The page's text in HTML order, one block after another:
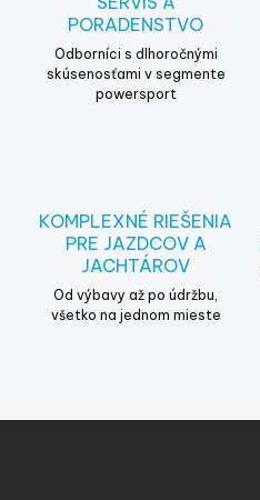
PORADENSTVO
Odborníci s dlhoročnými
skúsenosťami v segmente
powersport
KOMPLEXNÉ RIEŠENIA
PRE JAZDCOV A
JACHTÁROV
Od výbavy až po údržbu,
všetko na jednom mieste